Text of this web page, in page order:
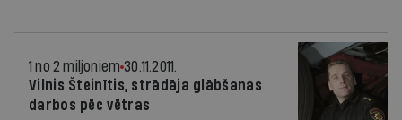
1 no 2 miljoniem 30.11.2011.
Vilnis Šteinītis, strādāja glābšanas
darbos pēc vētras